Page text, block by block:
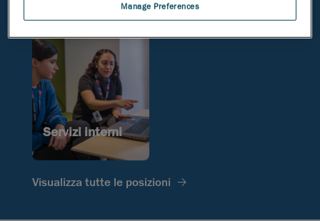
Servizi interni
Visualizza tutte le posizioni
Manage Preferences